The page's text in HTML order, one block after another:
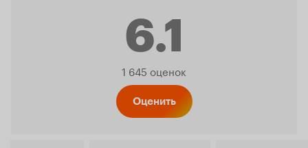
6.1
Рейтинг
1 645 оценок
Оценить